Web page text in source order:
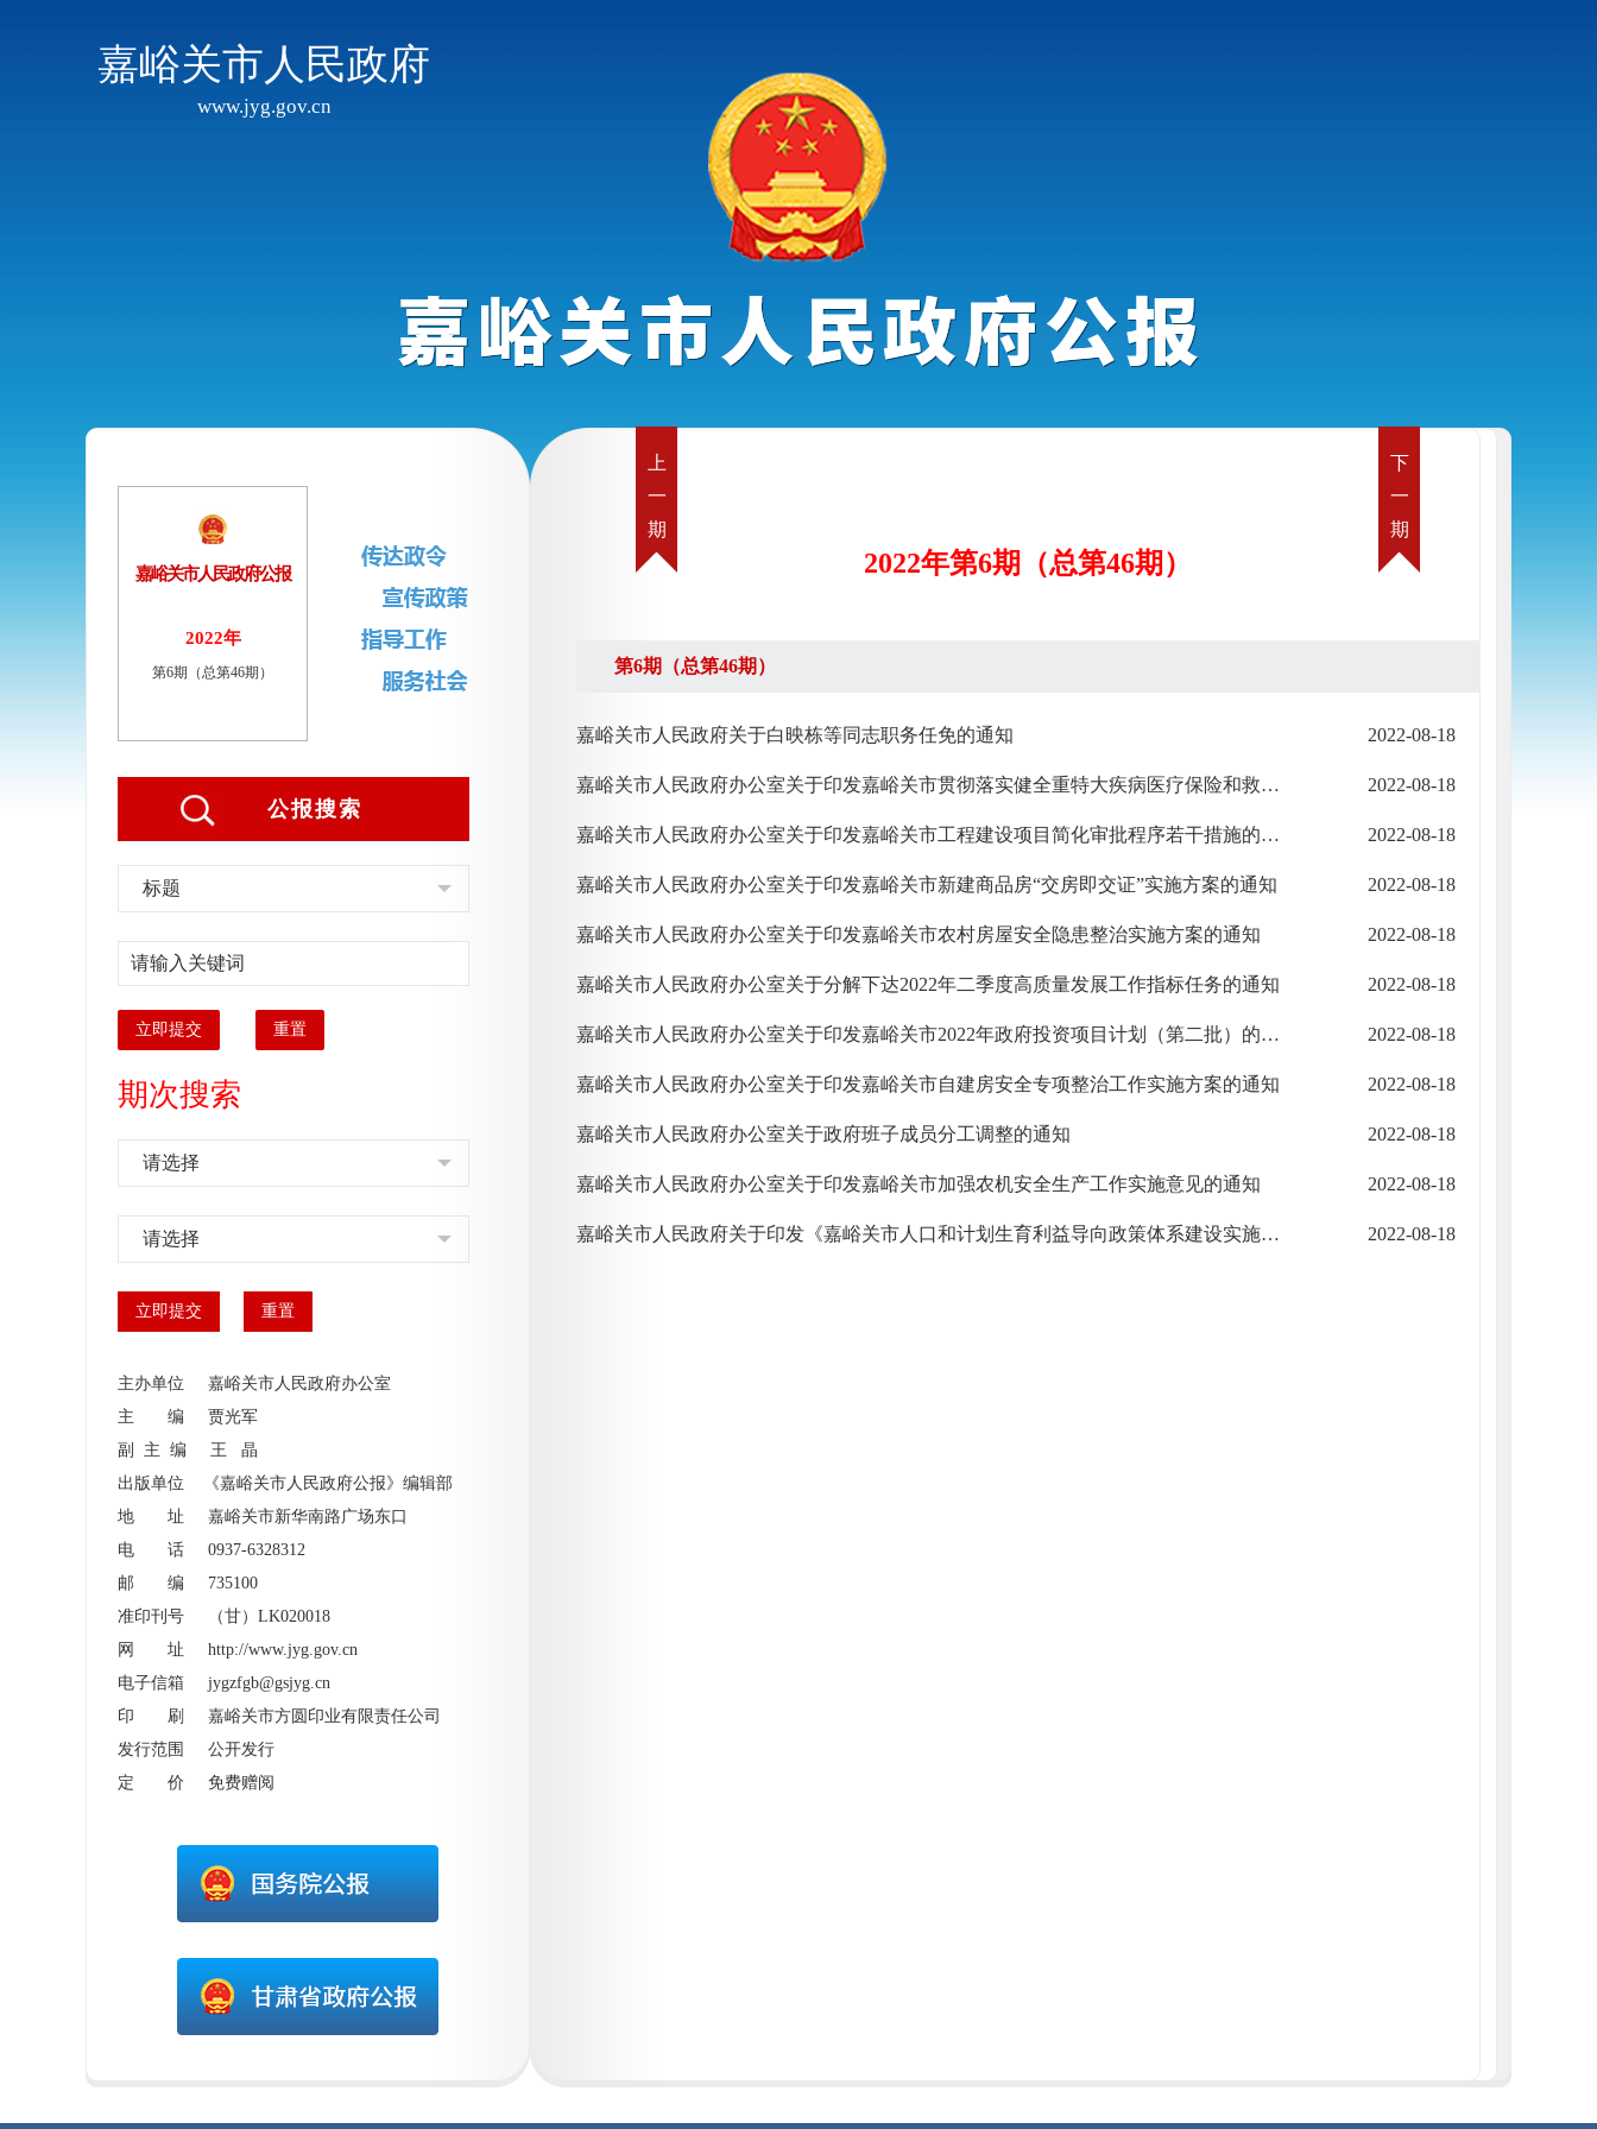
嘉峪关市人民政府
www.jyg.gov.cn
嘉峪关市人民政府公报
2022年
第6期（总第46期）
公报搜索
标题
立即提交 重置
期次搜索
请选择
请选择
主办单位 嘉峪关市人民政府办公室
主 编 贾光军
副 主 编 王 晶
出版单位 《嘉峪关市人民政府公报》编辑部
地 址 嘉峪关市新华南路广场东口
电 话 0937-6328312
邮 编 735100
准印刊号 （甘）LK020018
网 址 http://www.jyg.gov.cn
电子信箱 jygzfgb@gsjyg.cn
印 刷 嘉峪关市方圆印业有限责任公司
发行范围 公开发行
定 价 免费赠阅
2022年第6期（总第46期）
上
一
期
下
一
期
第6期（总第46期）
嘉峪关市人民政府关于白映栋等同志职务任免的通知 2022-08-18
嘉峪关市人民政府办公室关于印发嘉峪关市贯彻落实健全重特大疾病医疗保险和救助制度实施方案的通知 2022-08-18
嘉峪关市人民政府办公室关于印发嘉峪关市工程建设项目简化审批程序若干措施的通知 2022-08-18
嘉峪关市人民政府办公室关于印发嘉峪关市新建商品房“交房即交证”实施方案的通知 2022-08-18
嘉峪关市人民政府办公室关于印发嘉峪关市农村房屋安全隐患整治实施方案的通知 2022-08-18
嘉峪关市人民政府办公室关于分解下达2022年二季度高质量发展工作指标任务的通知 2022-08-18
嘉峪关市人民政府办公室关于印发嘉峪关市2022年政府投资项目计划（第二批）的通知 2022-08-18
嘉峪关市人民政府办公室关于印发嘉峪关市自建房安全专项整治工作实施方案的通知 2022-08-18
嘉峪关市人民政府办公室关于政府班子成员分工调整的通知 2022-08-18
嘉峪关市人民政府办公室关于印发嘉峪关市加强农机安全生产工作实施意见的通知 2022-08-18
嘉峪关市人民政府关于印发《嘉峪关市人口和计划生育利益导向政策体系建设实施办法》的通知 2022-08-18